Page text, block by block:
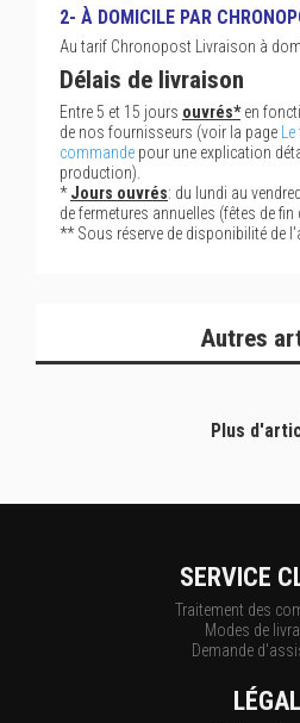
2- À DOMICILE PAR
Au tarif Chronopost Livraison à
Délais de livraison
Entre 5 et 15 jours ouvrés*en
de nos fournisseurs (voir la page
commande pour une explication
production).
*Jours ouvrés: du lundi au
de fermetures annuelles (fêtes de fin
** Sous réserve de disponibilité de
Autres
Plus
SERVICE
Traitement des
Modes de
Demande
LÉGAL